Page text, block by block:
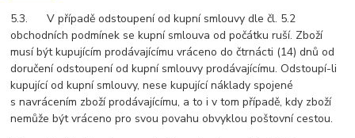
5.3. V případě odstoupení od kupní smlouvy dle čl. 5.2
obchodních podmínek se kupní smlouva od počátku ruší. Zboží
musí být kupujícím prodávajícímu vráceno do čtrnácti (14) dnů od
doručení odstoupení od kupní smlouvy prodávajícímu. Odstoupí-li
kupující od kupní smlouvy, nese kupující náklady spojené
s navrácením zboží prodávajícímu, a to i v tom případě, kdy zboží
nemůže být vráceno pro svou povahu obvyklou poštovní cestou.